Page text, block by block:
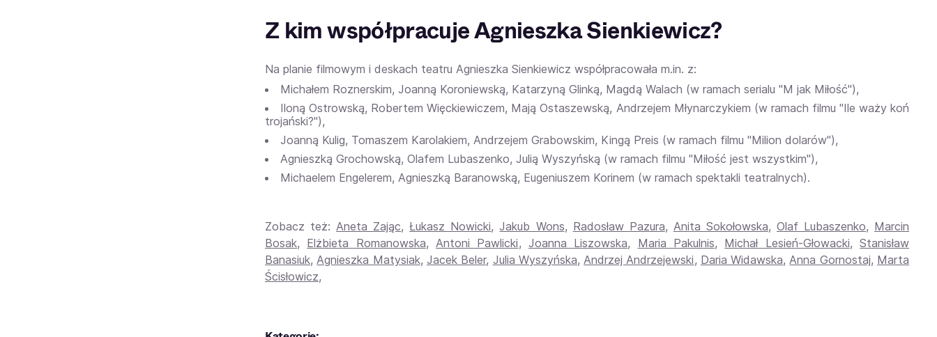
Z kim współpracuje Agnieszka Sienkiewicz?
Na planie filmowym i deskach teatru Agnieszka Sienkiewicz współpracowała m.in. z:
Michałem Roznerskim, Joanną Koroniewską, Katarzyną Glinką, Magdą Walach (w ramach serialu "M jak Miłość"),
Iloną Ostrowską, Robertem Więckiewiczem, Mają Ostaszewską, Andrzejem Młynarczykiem (w ramach filmu "Ile waży koń
trojański?"),
Joanną Kulig, Tomaszem Karolakiem, Andrzejem Grabowskim, Kingą Preis (w ramach filmu "Milion dolarów"),
Agnieszką Grochowską, Olafem Lubaszenko, Julią Wyszyńską (w ramach filmu "Miłość jest wszystkim"),
Michaelem Engelerem, Agnieszką Baranowską, Eugeniuszem Korinem (w ramach spektakli teatralnych).
Zobacz też:Aneta Zając,Łukasz Nowicki,Jakub Wons, Radosław Pazura, Anita Sokołowska, Olaf Lubaszenko, Marcin
Bosak, Elżbieta Romanowska,Antoni Pawlicki, Joanna Liszowska, Maria Pakulnis, Michał Lesień-Głowacki,Stanisław
Banasiuk,Agnieszka Matysiak, Jacek Beler, Julia Wyszyńska,Andrzej Andrzejewski, Daria Widawska,Anna Gornostaj, Marta
Ścisłowicz,